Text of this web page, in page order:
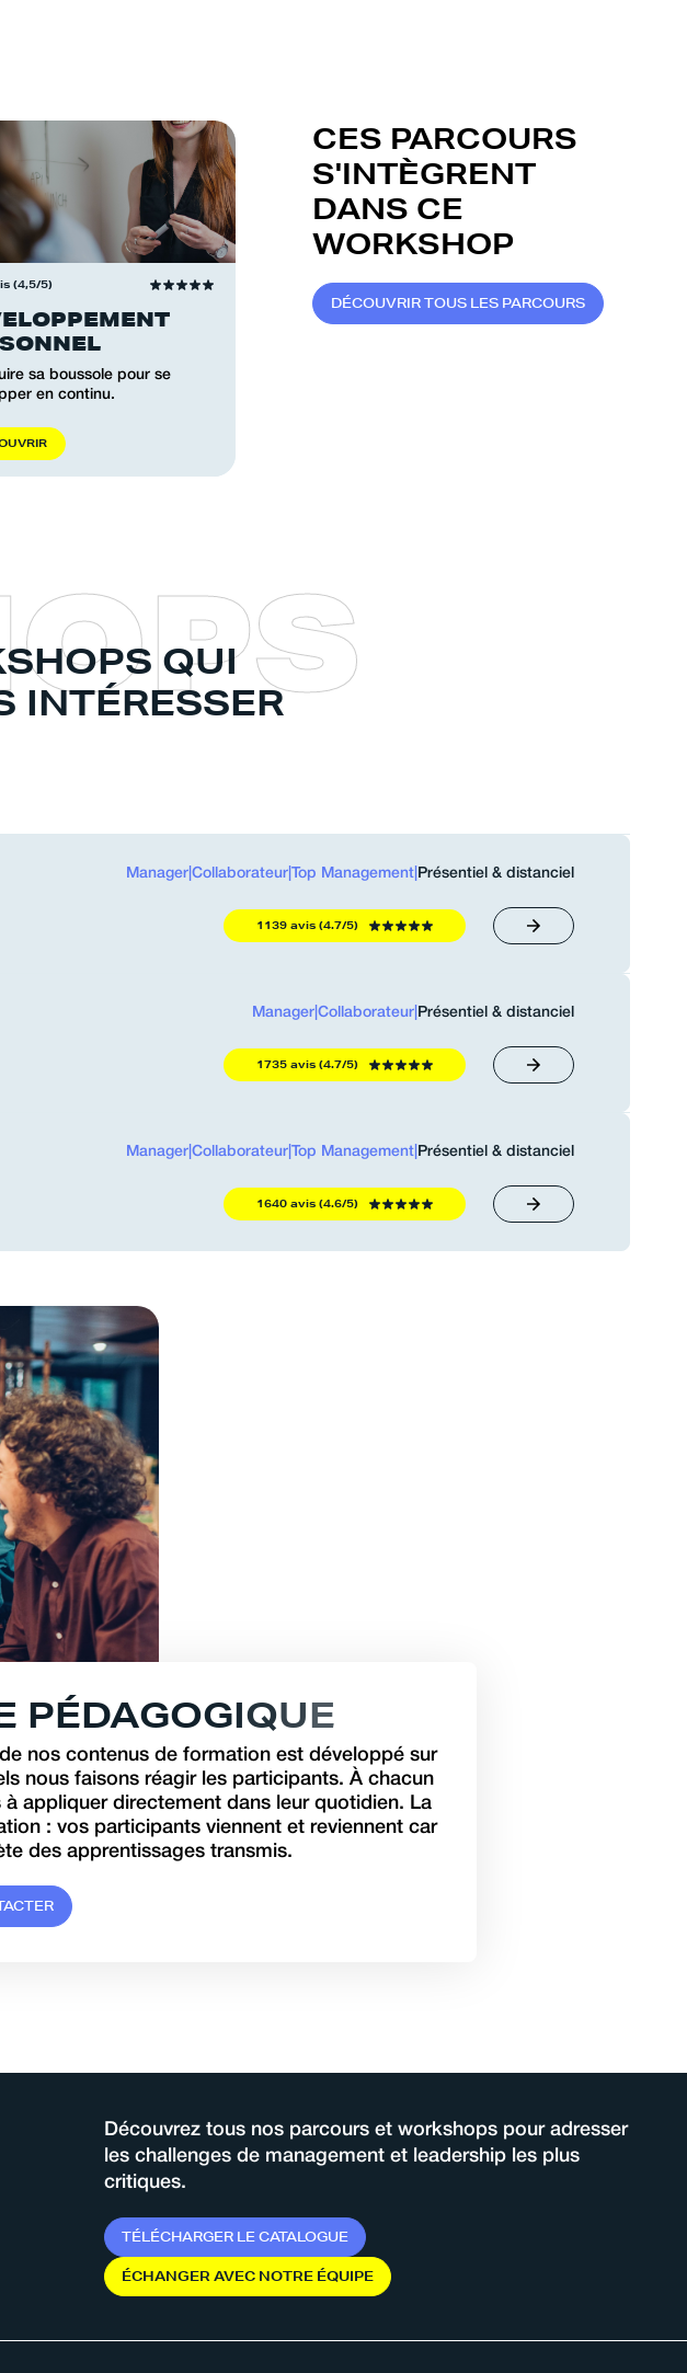
(4,5/5)
sa boussole pour se
en continu.
UVRIR
CES PARCOURS
S'INTÈGRENT
DANS CE
WORKSHOP
DÉCOUVRIRTOUS LES PARCOURS
QUI
INTÉRESSER
OPS
Manager Collaborateur Top Management Présentiel & distanciel
1139 avis (4.7/5)
Manager Collaborateur Présentiel & distanciel
1735 avis (4.7/5)
Manager Collaborateur Top Management Présentiel & distanciel
1640 avis (4.6/5)
PÉDAGOGIQUE
nos contenus de formation est développé sur
nous faisons réagir les participants. À chacun
appliquer directement dans leur quotidien. La
: vos participants viennent et reviennent car
des apprentissages transmis.
ACTER
Découvrez tous nos parcours et workshops pour adresser
les challenges de management et leadership les plus
critiques.
TÉLÉCHARGER LECATALOGUE
ÉCHANGERAVEC NOTRE ÉQUIPE